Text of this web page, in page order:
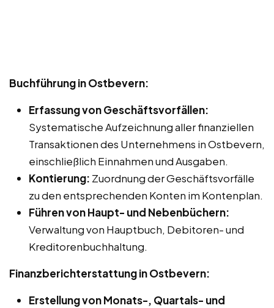
Buchführung in Ostbevern:
Erfassung von Geschäftsvorfällen:
Systematische Aufzeichnung aller finanziellen
Transaktionen des Unternehmens in Ostbevern,
einschließlich Einnahmen und Ausgaben.
Kontierung: Zuordnung der Geschäftsvorfälle
zu den entsprechenden Konten im Kontenplan.
Führen von Haupt- und Nebenbüchern:
Verwaltung von Hauptbuch, Debitoren- und
Kreditorenbuchhaltung.
Finanzberichterstattung in Ostbevern:
Erstellung von Monats-, Quartals- und